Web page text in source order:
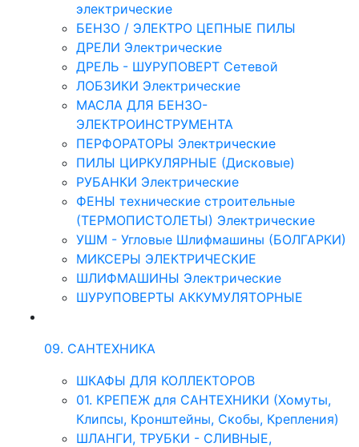
электрические
БЕНЗО / ЭЛЕКТРО ЦЕПНЫЕ ПИЛЫ
ДРЕЛИ Электрические
ДРЕЛЬ - ШУРУПОВЕРТ Сетевой
ЛОБЗИКИ Электрические
МАСЛА ДЛЯ БЕНЗО-
ЭЛЕКТРОИНСТРУМЕНТА
ПЕРФОРАТОРЫ Электрические
ПИЛЫ ЦИРКУЛЯРНЫЕ (Дисковые)
РУБАНКИ Электрические
ФЕНЫ технические строительные
(ТЕРМОПИСТОЛЕТЫ) Электрические
УШМ - Угловые Шлифмашины (БОЛГАРКИ)
МИКСЕРЫ ЭЛЕКТРИЧЕСКИЕ
ШЛИФМАШИНЫ Электрические
ШУРУПОВЕРТЫ АККУМУЛЯТОРНЫЕ
09. САНТЕХНИКА
ШКАФЫ ДЛЯ КОЛЛЕКТОРОВ
01. КРЕПЕЖ для САНТЕХНИКИ (Хомуты,
Клипсы, Кронштейны, Скобы, Крепления)
ШЛАНГИ, ТРУБКИ - СЛИВНЫЕ,